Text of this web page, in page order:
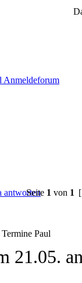
Anmeldeforum
Seite 1 von 1
Termine Paul
21.05.